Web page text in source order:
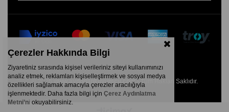
© 2026 www.aydogankuyumcu.com - Tüm Hakları Saklıdır.
Çerezler Hakkında Bilgi
Ziyaretiniz sırasında kişisel verileriniz siteyi kullanımınızı
analiz etmek, reklamları kişiselleştirmek ve sosyal medya
özellikleri sağlamak amacıyla çerezler aracılığıyla
işlenmektedir. Daha fazla bilgi için Çerez Aydınlatma
Metni’ni okuyabilirsiniz.